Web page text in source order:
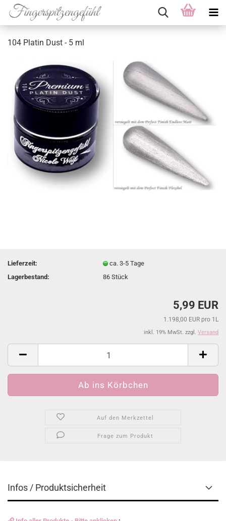
104 Platin Dust - 5 ml
Lieferzeit:
ca. 3-5 Tage
Lagerbestand:
86Stück
5,99 EUR
1.198,00 EUR pro 1L
inkl. 19% MwSt. zzgl. Versand
Auf den Merkzettel
Frage zum Produkt
Infos / Produktsicherheit